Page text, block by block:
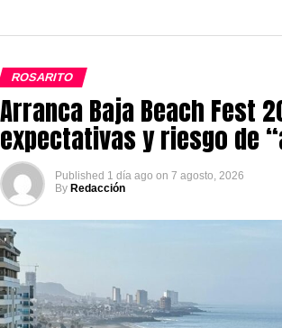
ROSARITO
Arranca Baja Beach Fest
expectativas y riesgo de
Published 1 día ago on 7 agosto, 2026
By Redacción